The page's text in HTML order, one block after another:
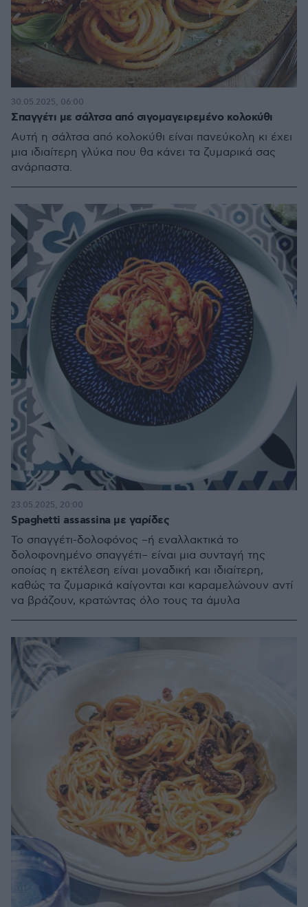
Σπαγγέτι με σάλτσα από σιγομαγειρεμένο κολοκύθι
Αυτή η σάλτσα από κολοκύθι είναι πανεύκολη κι έχει
μια ιδιαίτερη γλύκα που θα κάνει τα ζυμαρικά σας
ανάρπαστα.
30.05.2025, 06:00
Spaghetti assassina με γαρίδες
To σπαγγέτι-δολοφόνος –ή εναλλακτικά το
δολοφονημένο σπαγγέτι– είναι μια συνταγή της
οποίας η εκτέλεση είναι μοναδική και ιδιαίτερη,
καθώς τα ζυμαρικά καίγονται και καραμελώνουν αντί
να βράζουν, κρατώντας όλο τους τα άμυλα
23.05.2025, 20:00